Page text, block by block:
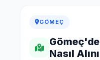
GÖMEÇ
Nasıl